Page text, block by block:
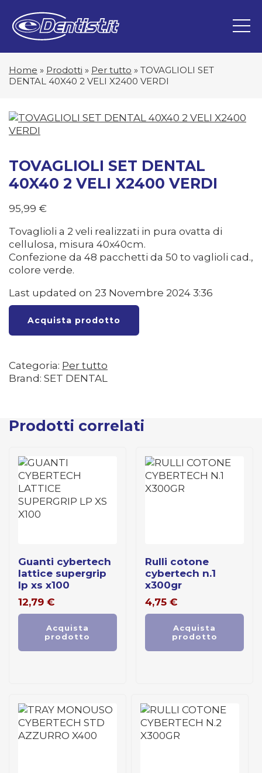
Home » Prodotti » Per tutto » TOVAGLIOLI SET
DENTAL 40X40 2 VELI X2400 VERDI
TOVAGLIOLI SET DENTAL
40X40 2 VELI X2400 VERDI
95,99 €
Tovaglioli a 2 veli realizzati in pura ovatta di
cellulosa, misura 40x40cm.
Confezione da 48 pacchetti da 50 to vaglioli cad.,
colore verde.
Last updated on 23 Novembre 2024 3:36
Acquista prodotto
Categoria: Per tutto
Brand: SET DENTAL
Prodotti correlati
guanti cybertech
lattice supergrip
lp xs x100
12,79 €
Acquista
prodotto
rulli cotone
cybertech n.1
x300gr
4,75 €
Acquista
prodotto